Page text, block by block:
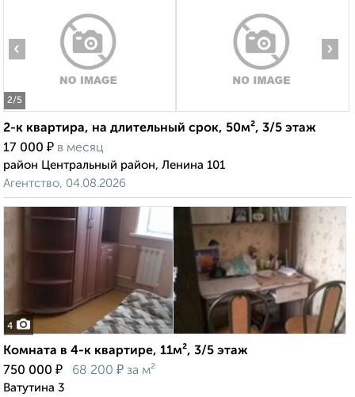
2/5
‹ ›
2-к квартира, на длительный срок, 50м², 3/5 этаж
17 000 ₽ в месяц
район Центральный район, Ленина 101
Агентство, 04.08.2026
4
Комната в 4-к квартире, 11м², 3/5 этаж
750 000 ₽ 68 200 ₽ за м²
Ватутина 3